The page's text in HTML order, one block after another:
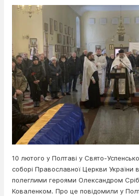
10 лютого у Полтаві у Свято-
соборі Православної Церкви України
полеглими героями Олександром
Коваленком. Про це повідомили у